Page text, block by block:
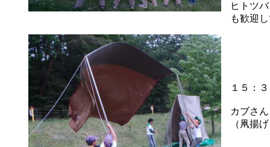
ヒトツ
も歓迎
１５：
カブさ
（凧揚